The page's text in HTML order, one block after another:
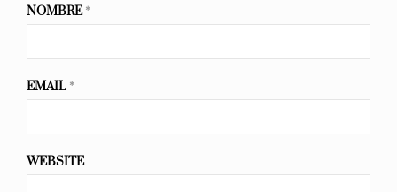
NOMBRE*
EMAIL *
WEBSITE